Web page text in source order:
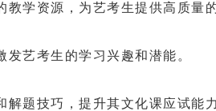
学资源，为艺考生提供高质量的
艺考生的学习兴趣和潜能。
题技巧，提升其文化课应试能力